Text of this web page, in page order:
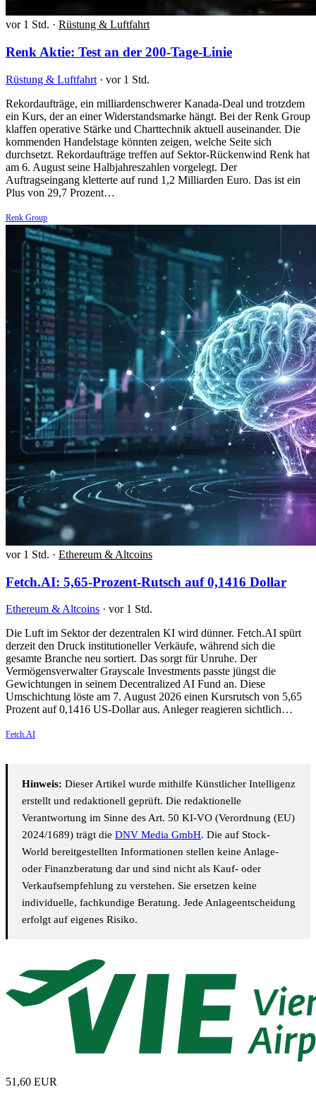
vor 1 Std. · Rüstung & Luftfahrt
Renk Aktie: Test an der 200-Tage-Linie
Rüstung & Luftfahrt · vor 1 Std.
Rekordaufträge, ein milliardenschwerer Kanada-Deal und trotzdem
ein Kurs, der an einer Widerstandsmarke hängt. Bei der Renk Group
klaffen operative Stärke und Charttechnik aktuell auseinander. Die
kommenden Handelstage könnten zeigen, welche Seite sich
durchsetzt. Rekordaufträge treffen auf Sektor-Rückenwind Renk hat
am 6. August seine Halbjahreszahlen vorgelegt. Der
Auftragseingang kletterte auf rund 1,2 Milliarden Euro. Das ist ein
Plus von 29,7 Prozent…
Renk Group
vor 1 Std. · Ethereum & Altcoins
Fetch.AI: 5,65-Prozent-Rutsch auf 0,1416 Dollar
Ethereum & Altcoins · vor 1 Std.
Die Luft im Sektor der dezentralen KI wird dünner. Fetch.AI spürt
derzeit den Druck institutioneller Verkäufe, während sich die
gesamte Branche neu sortiert. Das sorgt für Unruhe. Der
Vermögensverwalter Grayscale Investments passte jüngst die
Gewichtungen in seinem Decentralized AI Fund an. Diese
Umschichtung löste am 7. August 2026 einen Kursrutsch von 5,65
Prozent auf 0,1416 US-Dollar aus. Anleger reagieren sichtlich…
Fetch.AI
Hinweis: Dieser Artikel wurde mithilfe Künstlicher Intelligenz
erstellt und redaktionell geprüft. Die redaktionelle
Verantwortung im Sinne des Art. 50 KI-VO (Verordnung (EU)
2024/1689) trägt die DNV Media GmbH. Die auf Stock-
World bereitgestellten Informationen stellen keine Anlage-
oder Finanzberatung dar und sind nicht als Kauf- oder
Verkaufsempfehlung zu verstehen. Sie ersetzen keine
individuelle, fachkundige Beratung. Jede Anlageentscheidung
erfolgt auf eigenes Risiko.
51,60 EUR